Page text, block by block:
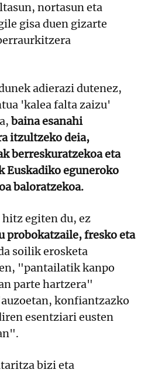
nortasun eta
gisa duen gizarte
adierazi dutenez,
'kalea falta zaizu'
baina esanahi
itzultzeko deia,
berreskuratzekoa eta
eguneroko
baloratzekoa.
egiten du, ez
probokatzaile, fresko eta
soilik erosketa
"pantailatik kanpo
parte hartzera"
konfiantzazko
esentziari eusten
bizi eta